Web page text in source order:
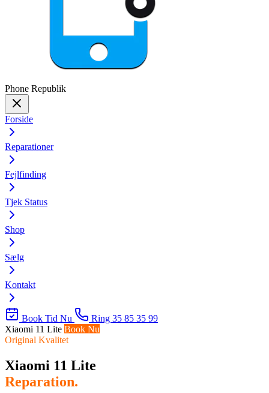
Phone Republik
Forside
Reparationer
Fejlfinding
Tjek Status
Shop
Sælg
Kontakt
Book Tid Nu
Ring 35 85 35 99
Xiaomi 11 Lite Book Nu
Original Kvalitet
Xiaomi 11 Lite
Reparation.